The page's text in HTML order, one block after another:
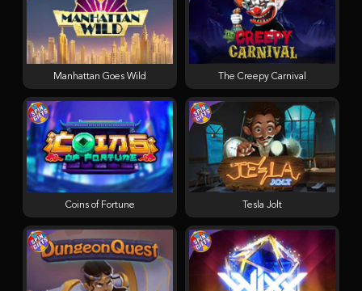
Manhattan Goes Wild
Tesla Jolt
Coins of Fortune
The Creepy Carnival